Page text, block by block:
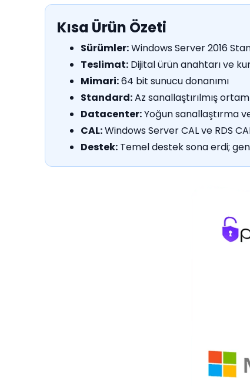
Kısa Ürün Özeti
Sürümler:Windows Server 2016
Teslimat: Dijital ürün anahtarı ve
Mimari:64 bit sunucu donanımı
Standard:Az sanallaştırılmış
Datacenter:Yoğun sanallaştırma
CAL:Windows Server CAL ve RDS
Destek: Temel destek sona erdi;